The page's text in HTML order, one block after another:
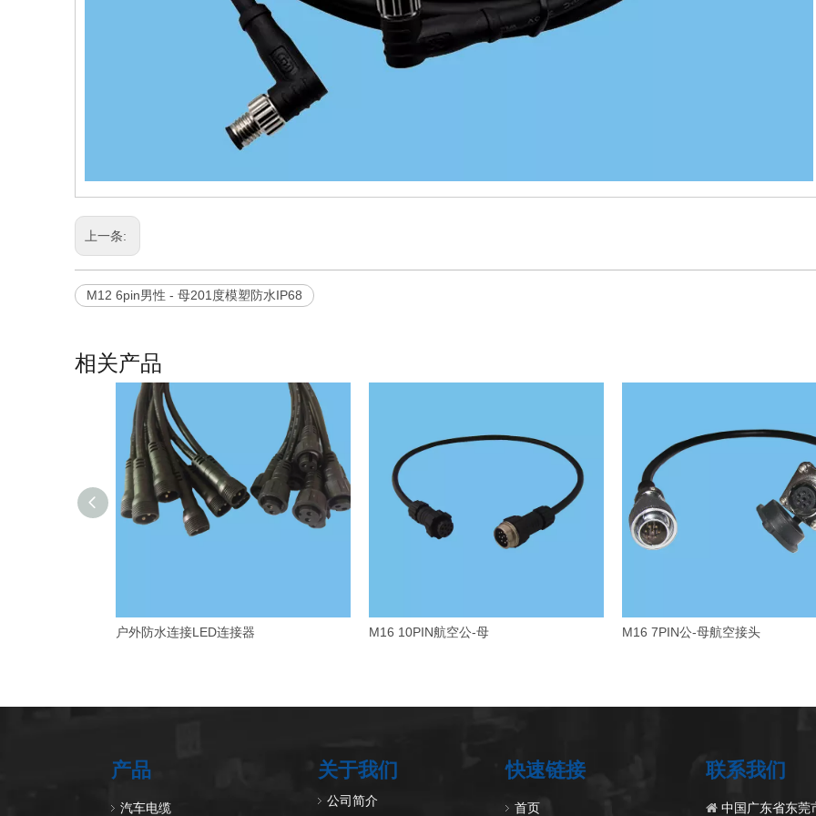
上一条:
M12 6pin男性 - 母201度模塑防水IP68
相关产品
户外防水连接LED连接器 M16 10PIN航空公-母 M16 7PIN公-母航空接头
产品
汽车电缆
关于我们
公司简介
快速链接
首页
联系我们
 中国广东省东莞